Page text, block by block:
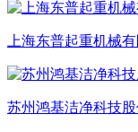
上海东普起重机械
苏州鸿基洁净科技股